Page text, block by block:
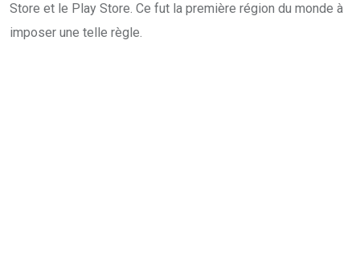
Store et le Play Store. Ce fut la première région du monde à
imposer une telle règle.